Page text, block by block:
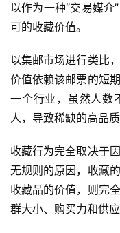
以作为一种“交易媒
可的收藏价值。
以集邮市场进行类比
价值依赖该邮票的短
一个行业，虽然人数
人，导致稀缺的高品
收藏行为完全取决于
无规则的原因，收藏
收藏品的价值，则完
群大小、购买力和供应